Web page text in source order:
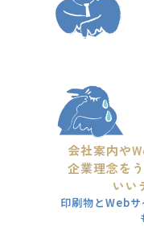
会社案内や
企業理念を
いい
印刷物とWeb